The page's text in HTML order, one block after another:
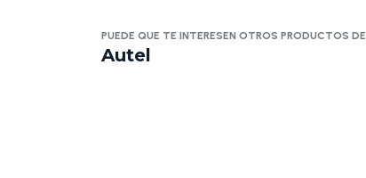
PUEDE QUE TE INTERESEN OTROS PRODUCTOS DE
Autel